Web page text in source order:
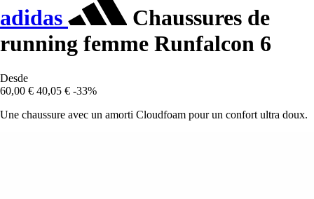
adidas
Chaussures de
running femme Runfalcon 6
Desde
60,00 € 40,05 € -33%
Une chaussure avec un amorti Cloudfoam pour un confort ultra doux.